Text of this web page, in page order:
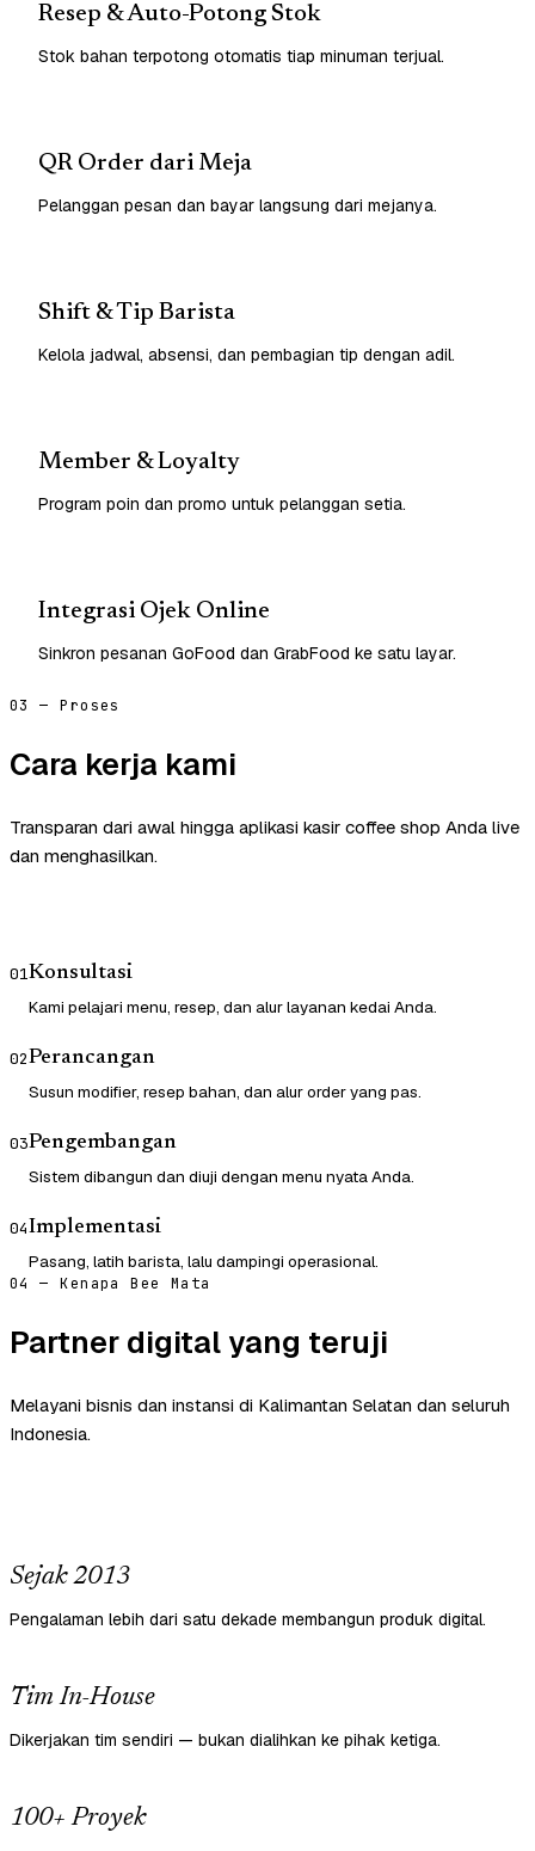
Resep & Auto-Potong Stok
Stok bahan terpotong otomatis tiap minuman terjual.
QR Order dari Meja
Pelanggan pesan dan bayar langsung dari mejanya.
Shift & Tip Barista
Kelola jadwal, absensi, dan pembagian tip dengan adil.
Member & Loyalty
Program poin dan promo untuk pelanggan setia.
Integrasi Ojek Online
Sinkron pesanan GoFood dan GrabFood ke satu layar.
03 — Proses
Cara kerja kami
Transparan dari awal hingga aplikasi kasir coffee shop Anda live
dan menghasilkan.
01Konsultasi
Kami pelajari menu, resep, dan alur layanan kedai Anda.
02Perancangan
Susun modifier, resep bahan, dan alur order yang pas.
03Pengembangan
Sistem dibangun dan diuji dengan menu nyata Anda.
04Implementasi
Pasang, latih barista, lalu dampingi operasional.
04 — Kenapa Bee Mata
Partner digital yang teruji
Melayani bisnis dan instansi di Kalimantan Selatan dan seluruh
Indonesia.
Sejak 2013
Pengalaman lebih dari satu dekade membangun produk digital.
Tim In-House
Dikerjakan tim sendiri — bukan dialihkan ke pihak ketiga.
100+ Proyek